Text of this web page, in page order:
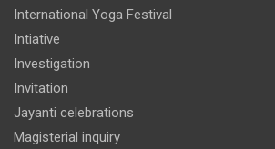
International Yoga Festival
Intiative
Investigation
Invitation
Jayanti celebrations
Magisterial inquiry